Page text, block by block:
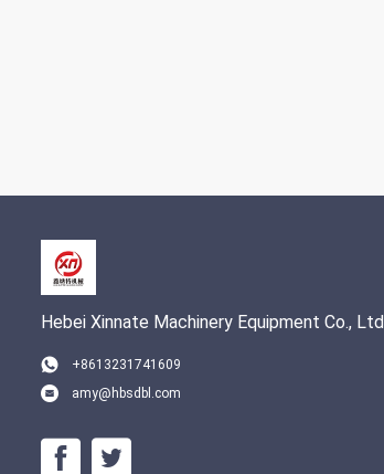
Hebei Xinnate Machinery Equipment Co., Ltd
+8613231741609
amy@hbsdbl.com